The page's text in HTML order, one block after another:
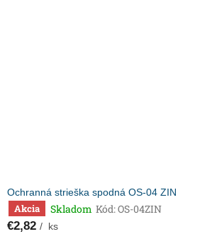
Ochranná strieška spodná OS-04 ZIN
Akcia Skladom Kód:OS-04ZIN
€2,82 / ks